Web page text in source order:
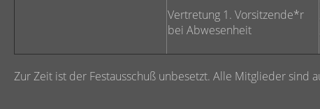
Vertretung 1. Vorsitzende*r
bei Abwesenheit
Zur Zeit ist der Festausschuß unbesetzt. Alle Mitglieder sind